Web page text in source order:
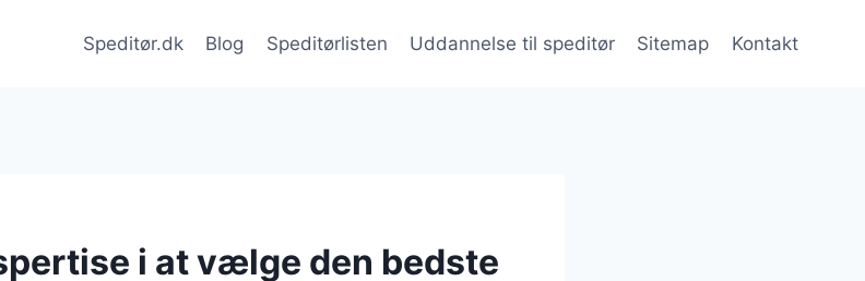
Speditør.dk Blog Speditørlisten Uddannelse til speditør Sitemap Kontakt
i at vælge den bedste